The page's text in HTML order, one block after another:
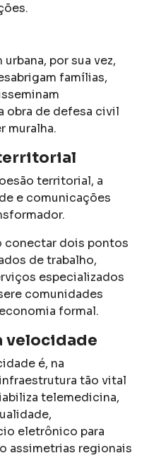
por sua vez,
famílias,
obra de defesa civil
muralha.
territorial, a
e comunicações
conectar dois pontos
de trabalho,
especializados
comunidades
formal.
velocidade
é, na
tão vital
telemedicina,
eletrônico para
assimetrias regionais